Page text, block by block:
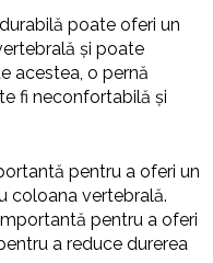
poate oferi un
și poate
acestea, o pernă
fi neconfortabilă și
pentru a oferi un
coloana vertebrală.
pentru a oferi
a reduce durerea